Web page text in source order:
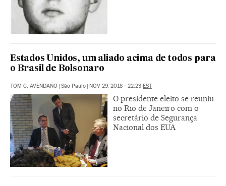
Estados Unidos, um aliado acima de todos para
o Brasil de Bolsonaro
TOM C. AVENDAÑO | São Paulo | NOV 29, 2018 - 22:23 EST
O presidente eleito se reuniu
no Rio de Janeiro com o
secretário de Segurança
Nacional dos EUA